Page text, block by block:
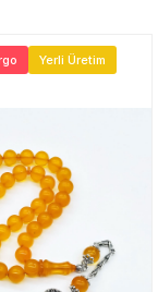
Yerli Üretim